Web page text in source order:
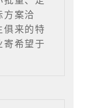
方案洽
俱来的特
寄希望于